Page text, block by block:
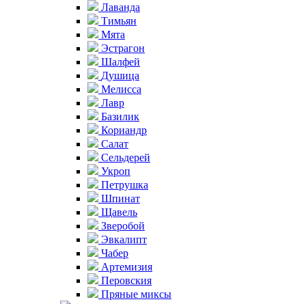
Лаванда
Тимьян
Мята
Эстрагон
Шалфей
Душица
Мелисса
Лавр
Базилик
Кориандр
Салат
Сельдерей
Укроп
Петрушка
Шпинат
Щавель
Зверобой
Эвкалипт
Чабер
Артемизия
Перовския
Пряные миксы